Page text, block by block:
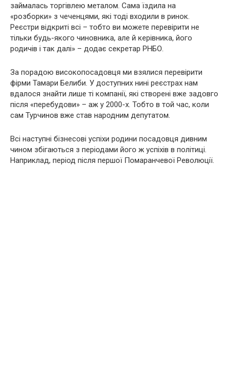
займалась торгівлею металом. Сама їздила на
«розборки» з чеченцями, які тоді входили в ринок.
Реєстри відкриті всі – тобто ви можете перевірити не
тільки будь-якого чиновника, але й керівника, його
родичів і так далі» – додає секретар РНБО.
За порадою високопосадовця ми взялися перевірити
фірми Тамари Белиби. У доступних нині реєстрах нам
вдалося знайти лише ті компанії, які створені вже задовго
після «перебудови» – аж у 2000-х. Тобто в той час, коли
сам Турчинов вже став народним депутатом.
Всі наступні бізнесові успіхи родини посадовця дивним
чином збігаються з періодами його ж успіхів в політиці.
Наприклад, період після першої Помаранчевої Революції.